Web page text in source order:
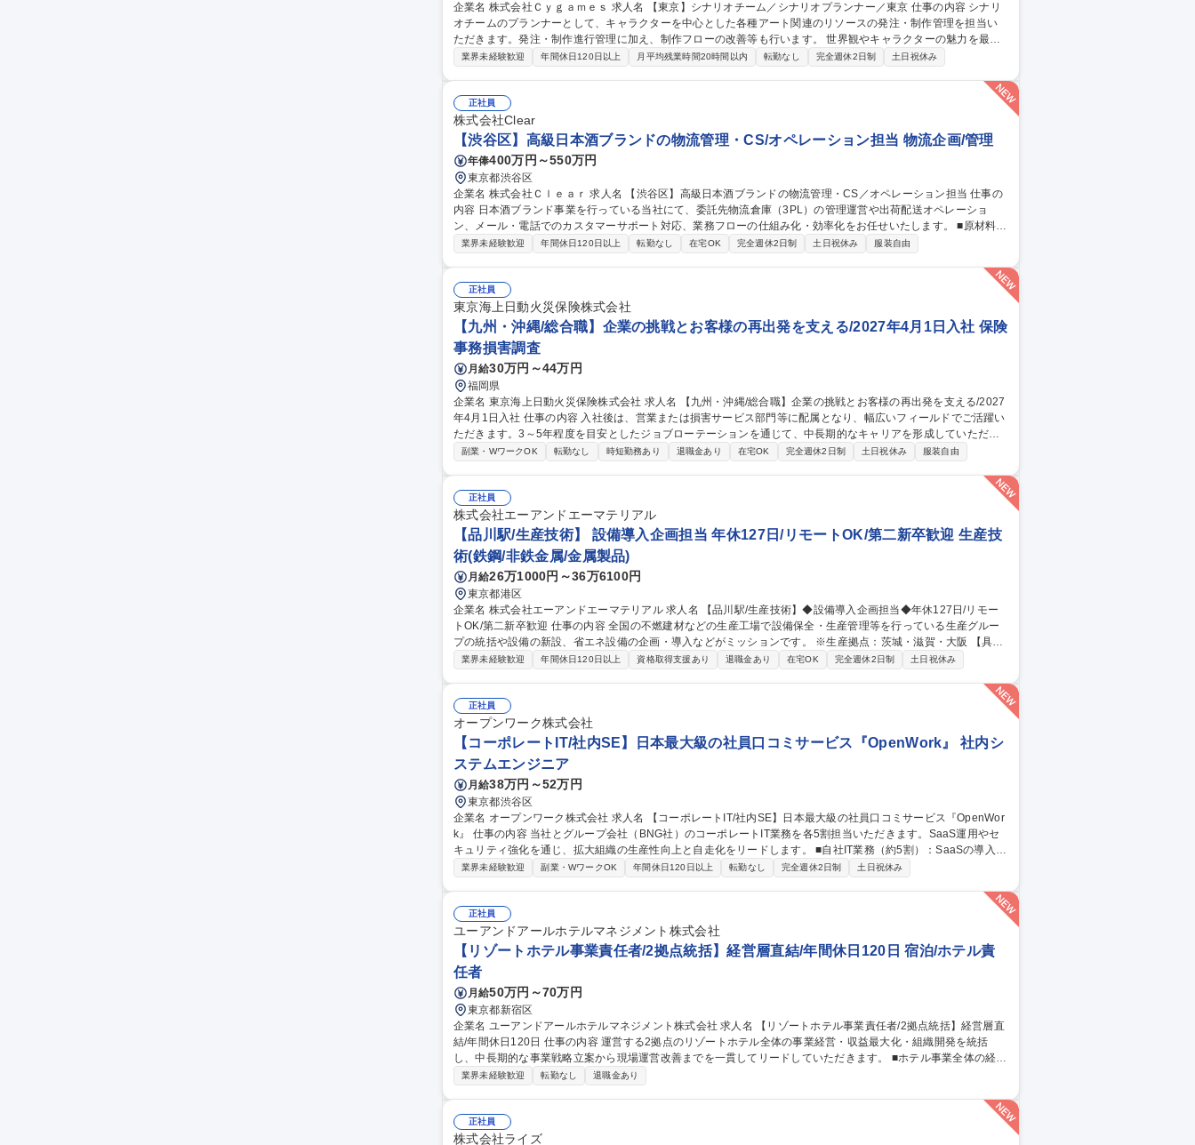
企業名 株式会社Ｃｙｇａｍｅｓ 求人名 【東京】シナリオチーム／シナリオプランナー／東京 仕事の内容 シナリ
オチームのプランナーとして、キャラクターを中心とした各種アート関連のリソースの発注・制作管理を担当い
ただきます。発注・制作進行管理に加え、制作フローの改善等も行います。 世界観やキャラクターの魅力を最大
限に引き出すことをミッションとして、シナリオライターやディレクター、各制作セクションと連携しながら、
ど各種リソースの発注 ■各種リソースの管理、および発注フロー・レギュレーションの整備 ■各種リソース・制作
物の監修 募集職種 【東京】シナリオチーム／シナリオプランナー／東京
業界未経験歓迎 年間休日120日以上 月平均残業時間20時間以内 転勤なし 完全週休2日制 土日祝休み
正社員
株式会社Clear
【渋谷区】高級日本酒ブランドの物流管理・CS/オペレーション担当 物流企画/管理
年俸400万円～550万円
東京都渋谷区
企業名 株式会社Ｃｌｅａｒ 求人名 【渋谷区】高級日本酒ブランドの物流管理・CS／オペレーション担当 仕事の
内容 日本酒ブランド事業を行っている当社にて、委託先物流倉庫（3PL）の管理運営や出荷配送オペレーショ
ン、メール・電話でのカスタマーサポート対応、業務フローの仕組み化・効率化をお任せいたします。 ■原材料・
資材等の購買・発注業務および適正な在庫管理・棚卸業務 ■委託先物流倉庫（3PL）の管理・運営および効率的な
理・CS／オペレーション担当
業界未経験歓迎 年間休日120日以上 転勤なし 在宅OK 完全週休2日制 土日祝休み 服装自由
正社員
東京海上日動火災保険株式会社
【九州・沖縄/総合職】企業の挑戦とお客様の再出発を支える/2027年4月1日入社 保険
事務損害調査
月給30万円～44万円
福岡県
企業名 東京海上日動火災保険株式会社 求人名 【九州・沖縄/総合職】企業の挑戦とお客様の再出発を支える/2027
年4月1日入社 仕事の内容 入社後は、営業または損害サービス部門等に配属となり、幅広いフィールドでご活躍い
ただきます。3～5年程度を目安としたジョブローテーションを通じて、中長期的なキャリアを形成していただき
ます。 以下のコースから1つ選択をいただきます。 1.オープン：営業・損害サービス双方に関心がある方向け。
戦とお客様の再出発を支える/2027年4月1日入社
副業・WワークOK 転勤なし 時短勤務あり 退職金あり 在宅OK 完全週休2日制 土日祝休み 服装自由
正社員
株式会社エーアンドエーマテリアル
【品川駅/生産技術】 設備導入企画担当 年休127日/リモートOK/第二新卒歓迎 生産技
術(鉄鋼/非鉄金属/金属製品)
月給26万1000円～36万6100円
東京都港区
企業名 株式会社エーアンドエーマテリアル 求人名 【品川駅/生産技術】◆設備導入企画担当◆年休127日/リモー
トOK/第二新卒歓迎 仕事の内容 全国の不燃建材などの生産工場で設備保全・生産管理等を行っている生産グルー
プの統括や設備の新設、省エネ設備の企画・導入などがミッションです。 ※生産拠点：茨城・滋賀・大阪 【具体
的には】工事や設備リニューアルの審査・稟議対応／新しい省エネ・省人設備などの検討・紹介・導入／新設備
◆設備導入企画担当◆年休127日/リモートOK/第二新卒歓迎
業界未経験歓迎 年間休日120日以上 資格取得支援あり 退職金あり 在宅OK 完全週休2日制 土日祝休み
正社員
オープンワーク株式会社
【コーポレートIT/社内SE】日本最大級の社員口コミサービス『OpenWork』 社内シ
ステムエンジニア
月給38万円～52万円
東京都渋谷区
企業名 オープンワーク株式会社 求人名 【コーポレートIT/社内SE】日本最大級の社員口コミサービス『OpenWor
k』 仕事の内容 当社とグループ会社（BNG社）のコーポレートIT業務を各5割担当いただきます。SaaS運用やセ
キュリティ強化を通じ、拡大組織の生産性向上と自走化をリードします。 ■自社IT業務（約5割）：SaaSの導入・
運用改善、OA機器管理、ISMS運用等のセキュリティ強化、社内ヘルプデスク。 ■BNG社IT支援（約5割・週2～3
構築・規程整備。 ★出向ではなく親会社のサポートを受けつつ、自身の裁量でIT環境を設計・自走化へ導く新設
業界未経験歓迎 副業・WワークOK 年間休日120日以上 転勤なし 完全週休2日制 土日祝休み
正社員
ユーアンドアールホテルマネジメント株式会社
【リゾートホテル事業責任者/2拠点統括】経営層直結/年間休日120日 宿泊/ホテル責
任者
月給50万円～70万円
東京都新宿区
企業名 ユーアンドアールホテルマネジメント株式会社 求人名 【リゾートホテル事業責任者/2拠点統括】経営層直
結/年間休日120日 仕事の内容 運営する2拠点のリゾートホテル全体の事業経営・収益最大化・組織開発を統括
し、中長期的な事業戦略立案から現場運営改善までを一貫してリードしていただきます。 ■ホテル事業全体の経営
戦略・事業計画策定・予算/KPI管理 ■総支配人・支配人のマネジメントおよびサービス品質改善 ■ADR/RevPAR向
間休日120日
業界未経験歓迎 転勤なし 退職金あり
正社員
株式会社ライズ